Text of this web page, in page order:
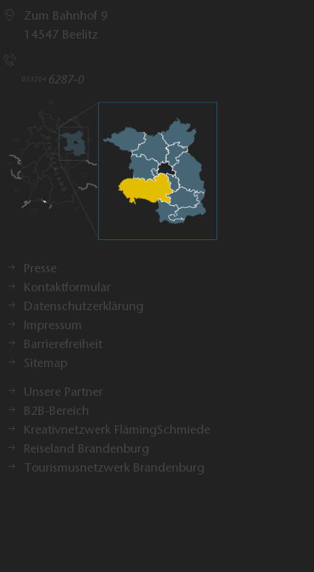
Zum Bahnhof 9
14547 Beelitz
033204 6287-0
Presse
Kontaktformular
Datenschutzerklärung
Impressum
Barrierefreiheit
Sitemap
Unsere Partner
B2B-Bereich
Kreativnetzwerk FlämingSchmiede
Reiseland Brandenburg
Tourismusnetzwerk Brandenburg